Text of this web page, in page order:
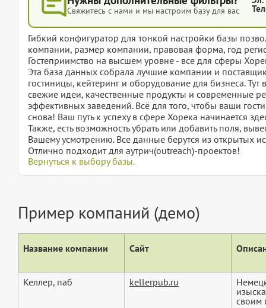
Свяжитесь с нами и мы настроим базу для вас
Гибкий конфигуратор для тонкой настройки базы
компании, размер компании, правовая форма, год
Гостеприимство на высшем уровне - все для сферы
Эта база данных собрала лучшие компании и
гостиницы, кейтеринг и оборудование для бизнеса.
свежие идеи, качественные продукты и современные
эффективных заведений. Всё для того, чтобы ваши
снова! Ваш путь к успеху в сфере Хорека начинается
Также, есть возможность убрать или добавить поля,
Вашему усмотрению. Все данные берутся из открытых
Отлично подходит для аутрич(outreach)-проектов!
Вернуться к выбору базы.
Пример компаний (демо)
Название компании Сайт
Келлер, паб kellerpub.ru
своим